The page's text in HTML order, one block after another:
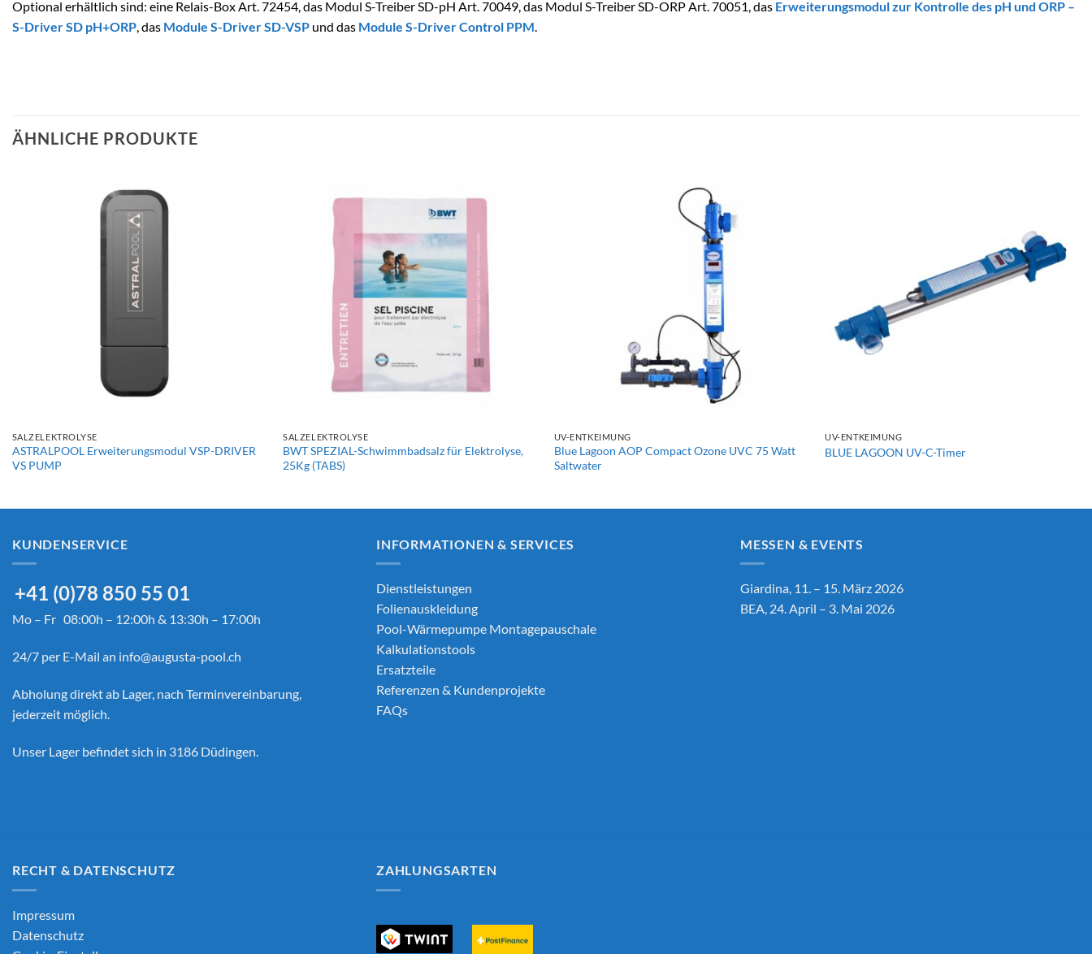
Optional erhältlich sind: eine Relais-Box Art. 72454, das Modul S-Treiber SD-pH Art. 70049, das Modul S-Treiber SD-ORP Art. 70051, das Erweiterungsmodul zur Kontrolle des pH und ORP –
S-Driver SD pH+ORP,das Module S-Driver SD-VSP und das Module S-Driver Control PPM.
ÄHNLICHE PRODUKTE
SALZELEKTROLYSE
ASTRALPOOL Erweiterungsmodul VSP-DRIVER
VS PUMP
SALZELEKTROLYSE
BWT SPEZIAL-Schwimmbadsalz für Elektrolyse,
25Kg (TABS)
UV-ENTKEIMUNG
Blue Lagoon AOP Compact Ozone UVC 75 Watt
Saltwater
UV-ENTKEIMUNG
BLUE LAGOON UV-C-Timer
KUNDENSERVICE
+41 (0)78 850 55 01
Mo – Fr 08:00h – 12:00h & 13:30h – 17:00h
24/7 per E-Mail an info@augusta-pool.ch
Abholung direkt ab Lager, nach Terminvereinbarung,
jederzeit möglich.
Unser Lager befindet sich in 3186 Düdingen.
INFORMATIONEN & SERVICES
Dienstleistungen
Folienauskleidung
Pool-Wärmepumpe Montagepauschale
Kalkulationstools
Ersatzteile
Referenzen & Kundenprojekte
FAQs
MESSEN & EVENTS
Giardina, 11. – 15. März 2026
BEA, 24. April – 3. Mai 2026
RECHT & DATENSCHUTZ
Impressum
Datenschutz
ZAHLUNGSARTEN